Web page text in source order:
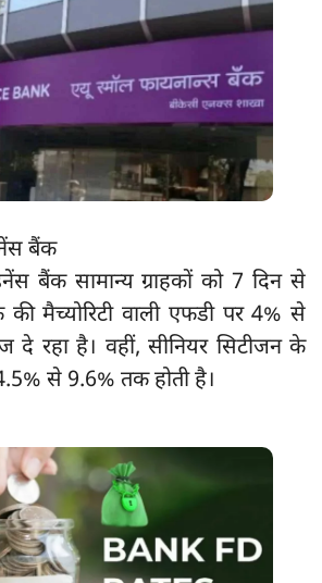
बैंक
बैंक सामान्य ग्राहकों को 7 दिन से
मैच्योरिटी वाली एफडी पर 4% से
दे रहा है। वहीं, सीनियर सिटीजन के
से 9.6% तक होती है।